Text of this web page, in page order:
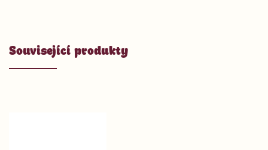
Související produkty